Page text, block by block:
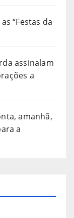
“Festas da
assinalam
a
amanhã,
a